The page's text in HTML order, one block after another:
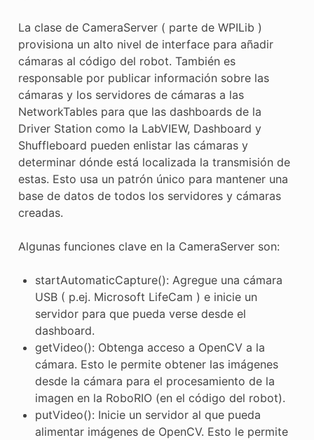
La clase de CameraServer ( parte de WPILib )
provisiona un alto nivel de interface para añadir
cámaras al código del robot. También es
responsable por publicar información sobre las
cámaras y los servidores de cámaras a las
NetworkTables para que las dashboards de la
Driver Station como la LabVIEW, Dashboard y
Shuffleboard pueden enlistar las cámaras y
determinar dónde está localizada la transmisión de
estas. Esto usa un patrón único para mantener una
base de datos de todos los servidores y cámaras
creadas.
Algunas funciones clave en la CameraServer son:
startAutomaticCapture(): Agregue una cámara
USB ( p.ej. Microsoft LifeCam ) e inicie un
servidor para que pueda verse desde el
dashboard.
getVideo(): Obtenga acceso a OpenCV a la
cámara. Esto le permite obtener las imágenes
desde la cámara para el procesamiento de la
imagen en la RoboRIO (en el código del robot).
putVideo(): Inicie un servidor al que pueda
alimentar imágenes de OpenCV. Esto le permite